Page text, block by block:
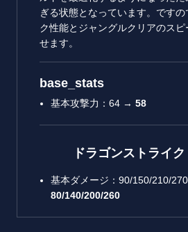
ぎる状態となっています。です
ク性能とジャングルクリアのスピ
せます。
base_stats
基本攻撃力：64 → 58
ドラゴンストライク
基本ダメージ：90/150/210/
80/140/200/260